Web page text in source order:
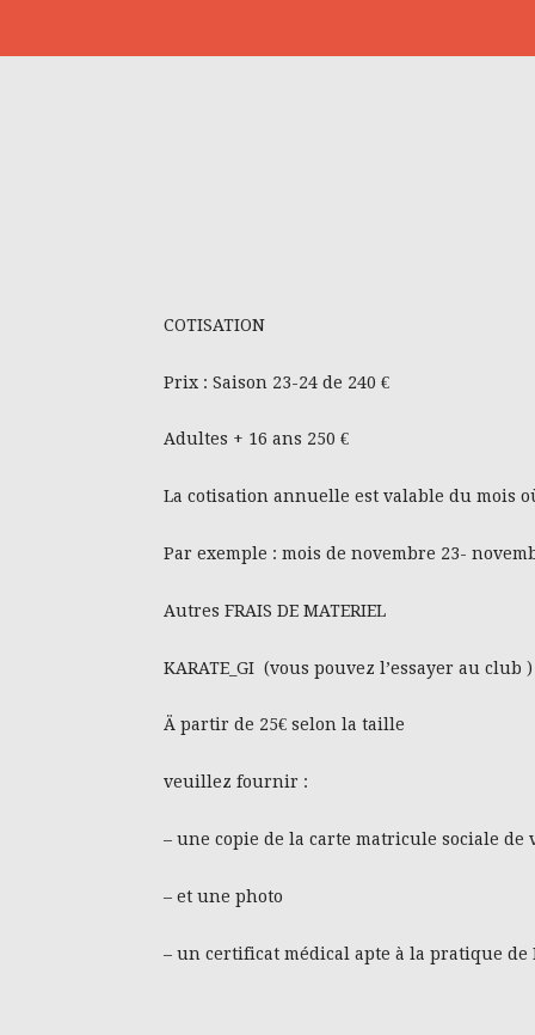
COTISATION
Prix : Saison 23-24 de 240 €
Adultes + 16 ans 250 €
La cotisation annuelle est valable du mois
Par exemple : mois de novembre 23-
Autres FRAIS DE MATERIEL
KARATE_GI (vous pouvez l’essayer au club )
Ä partir de 25€ selon la taille
veuillez fournir :
– une copie de la carte matricule sociale de
– et une photo
– un certificat médical apte à la pratique de